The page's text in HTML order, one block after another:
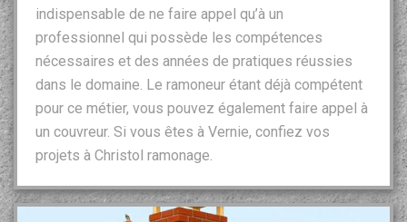
indispensable de ne faire appel qu’à un
professionnel qui possède les compétences
nécessaires et des années de pratiques réussies
dans le domaine. Le ramoneur étant déjà compétent
pour ce métier, vous pouvez également faire appel à
un couvreur. Si vous êtes à Vernie, confiez vos
projets à Christol ramonage.